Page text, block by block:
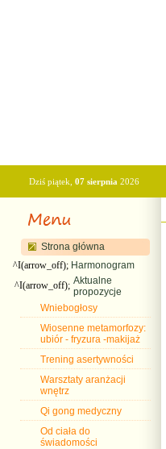
Dziś piątek, 07 sierpnia 2026
Strona główna
^I(arrow_off); Harmonogram
^I(arrow_off); Aktualne
propozycje
Wniebogłosy
Wiosenne metamorfozy:
ubiór - fryzura -makijaż
Trening asertywności
Warsztaty aranżacji
wnętrz
Qi gong medyczny
Od ciała do
świadomości